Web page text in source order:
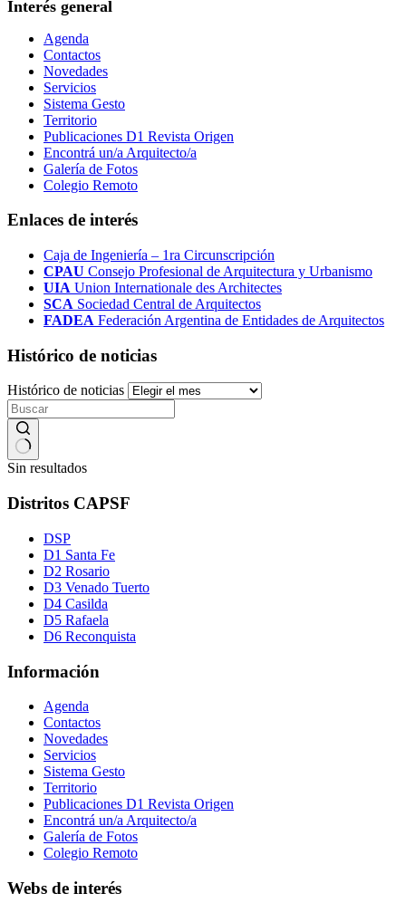
Interés general
Agenda
Contactos
Novedades
Servicios
Sistema Gesto
Territorio
Publicaciones D1 Revista Origen
Encontrá un/a Arquitecto/a
Galería de Fotos
Colegio Remoto
Enlaces de interés
Caja de Ingeniería – 1ra Circunscripción
CPAU Consejo Profesional de Arquitectura y Urbanismo
UIA Union Internationale des Architectes
SCA Sociedad Central de Arquitectos
FADEA Federación Argentina de Entidades de Arquitectos
Histórico de noticias
Histórico de noticias
Sin resultados
Distritos CAPSF
DSP
D1 Santa Fe
D2 Rosario
D3 Venado Tuerto
D4 Casilda
D5 Rafaela
D6 Reconquista
Información
Agenda
Contactos
Novedades
Servicios
Sistema Gesto
Territorio
Publicaciones D1 Revista Origen
Encontrá un/a Arquitecto/a
Galería de Fotos
Colegio Remoto
Webs de interés